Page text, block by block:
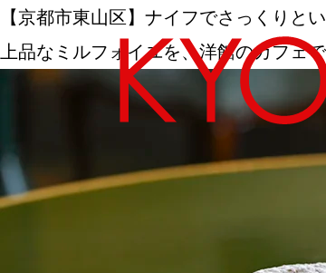
【京都市東山区】ナイフでさっくりと
上品なミルフォイユを、洋館のカフェ